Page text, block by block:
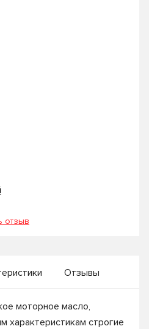
отзыв
Отзывы
моторное масло,
характеристикам строгие